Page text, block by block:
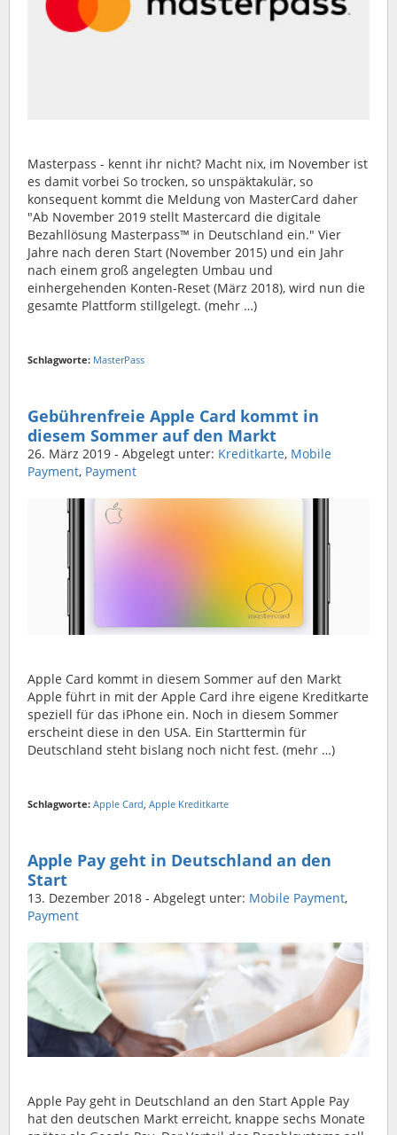
Masterpass - kennt ihr nicht? Macht nix, im November ist
es damit vorbei So trocken, so unspäktakulär, so
konsequent kommt die Meldung von MasterCard daher
"Ab November 2019 stellt Mastercard die digitale
Bezahllösung Masterpass™ in Deutschland ein." Vier
Jahre nach deren Start (November 2015) und ein Jahr
nach einem groß angelegten Umbau und
einhergehenden Konten-Reset (März 2018), wird nun die
gesamte Plattform stillgelegt. (mehr …)
Schlagworte: MasterPass
Gebührenfreie Apple Card kommt in
diesem Sommer auf den Markt
26. März 2019 - Abgelegt unter: Kreditkarte, Mobile
Payment, Payment
Apple Card kommt in diesem Sommer auf den Markt
Apple führt in mit der Apple Card ihre eigene Kreditkarte
speziell für das iPhone ein. Noch in diesem Sommer
erscheint diese in den USA. Ein Starttermin für
Deutschland steht bislang noch nicht fest. (mehr …)
Schlagworte: Apple Card, Apple Kreditkarte
Apple Pay geht in Deutschland an den
Start
13. Dezember 2018 - Abgelegt unter: Mobile Payment,
Payment
Apple Pay geht in Deutschland an den Start Apple Pay
hat den deutschen Markt erreicht, knappe sechs Monate